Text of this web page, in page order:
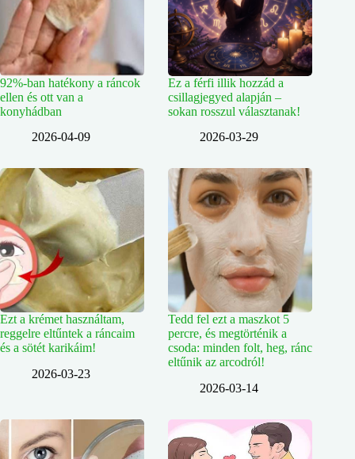
92%-ban hatékony a ráncok
ellen és ott van a
konyhádban
2026-04-09
Ez a férfi illik hozzád a
csillagjegyed alapján –
sokan rosszul választanak!
2026-03-29
Ezt a krémet használtam,
reggelre eltűntek a ráncaim
és a sötét karikáim!
2026-03-23
Tedd fel ezt a maszkot 5
percre, és megtörténik a
csoda: minden folt, heg, ránc
eltűnik az arcodról!
2026-03-14